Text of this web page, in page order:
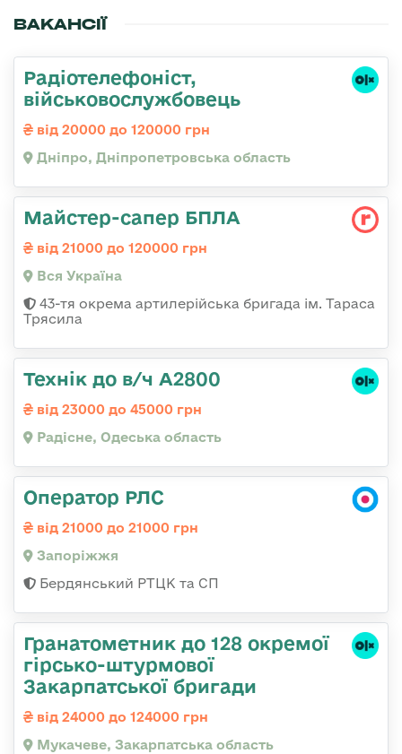
ВАКАНСІЇ
Радіотелефоніст,
військовослужбовець
від 20000 до 120000 грн
Дніпро, Дніпропетровська область
Майстер-сапер БПЛА
від 21000 до 120000 грн
Вся Україна
43-тя окрема артилерійська бригада ім. Тараса
Трясила
Технік до в/ч А2800
від 23000 до 45000 грн
Радісне, Одеська область
Оператор РЛС
від 21000 до 21000 грн
Запоріжжя
Бердянський РТЦК та СП
Гранатометник до 128 окремої
гірсько-штурмової
Закарпатської бригади
від 24000 до 124000 грн
Мукачеве, Закарпатська область